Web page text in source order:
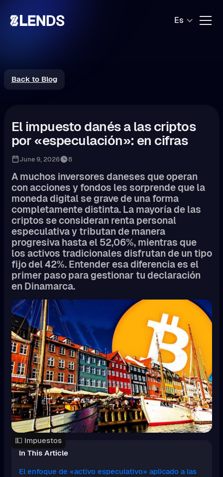
Es
Back to Blog
El impuesto danés a las criptos
por «especulación»: en cifras
June 9, 2026 8
A muchos inversores daneses que operan
con acciones y fondos les sorprende que la
moneda digital se grave de una forma
completamente distinta. La mayoría de las
criptos se consideran renta personal
especulativa y tributan de manera
progresiva hasta el 52,06%, mientras que
los activos tradicionales disfrutan de un tipo
fijo del 42%. Entender esa diferencia es el
primer paso para gestionar tu declaración
en Dinamarca.
💵 Impuestos
In This Article
El enfoque de «activo especulativo» aplicado a las